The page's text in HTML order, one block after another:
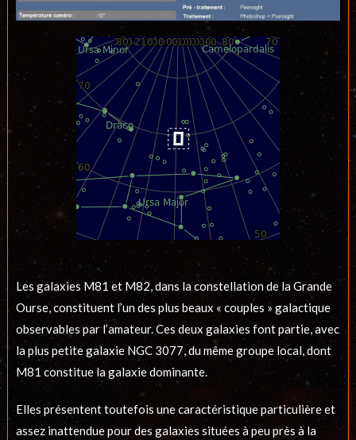
Les galaxies M81 et M82, dans la constellation de la Grande
Ourse, constituent l’un des plus beaux « couples » galactique
observables par l’amateur. Ces deux galaxies font partie, avec
la plus petite galaxie NGC 3077, du même groupe local, dont
M81 constitue la galaxie dominante.
Elles présentent toutefois une caractéristique particulière et
assez inattendue pour des galaxies situées à peu près à la